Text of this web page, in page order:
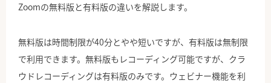
Zoomの無料版と有料版の違いを解説します。
無料版は時間制限が40分とやや短いですが、有料版は無制限
で利用できます。無料版もレコーディング可能ですが、クラ
ウドレコーディングは有料版のみです。ウェビナー機能を利